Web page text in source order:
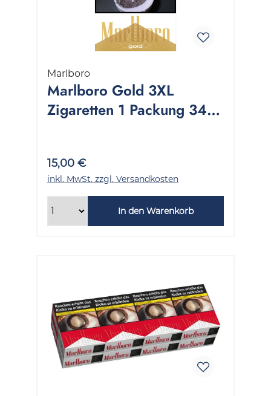
Marlboro
Marlboro Gold 3XL
Zigaretten 1 Packung 34
15,00 €
inkl. MwSt. zzgl. Versandkosten
In den Warenkorb